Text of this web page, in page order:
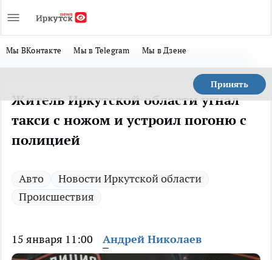
Мы ВКонтакте Мы в Telegram Мы в Дзене
Принять
Житель Иркутской области угнал
такси с ножом и устроил погоню с
полицией
Авто
Новости Иркутской области
Происшествия
15 января 11:00 Андрей Николаев